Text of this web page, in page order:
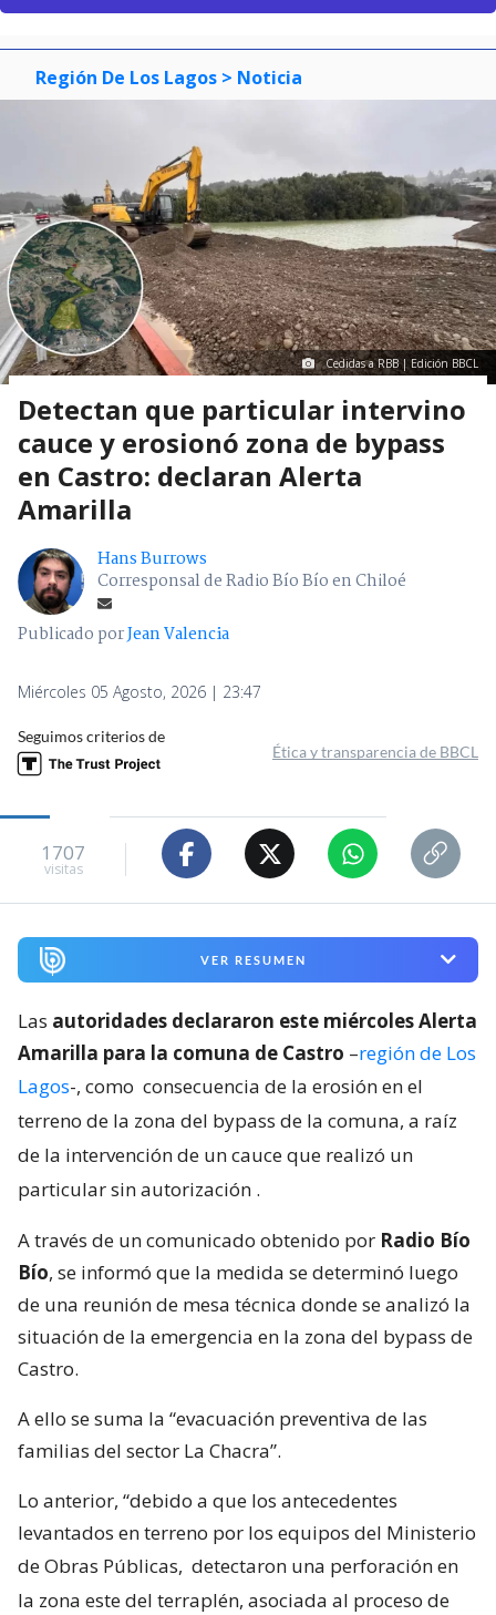
Región De Los Lagos > Noticia
Cedidas a RBB | Edición BBCL
Detectan que particular intervino
cauce y erosionó zona de bypass
en Castro: declaran Alerta
Amarilla
Hans Burrows
Corresponsal de Radio Bío Bío en Chiloé
Publicado porJean Valencia
Miércoles 05 Agosto, 2026 | 23:47
Seguimos criterios de
Ética y transparencia de BBCL
1707
visitas
VER RESUMEN
Las autoridades declararon este miércoles Alerta
Amarilla para la comuna de Castro –región de Los
Lagos-, como consecuencia de la erosión en el
terreno de la zona del bypass de la comuna, a raíz
de la intervención de un cauce que realizó un
particular sin autorización .
A través de un comunicado obtenido por Radio Bío
Bío, se informó que la medida se determinó luego
de una reunión de mesa técnica donde se analizó la
situación de la emergencia en la zona del bypass de
Castro.
A ello se suma la “evacuación preventiva de las
familias del sector La Chacra”.
Lo anterior, “debido a que los antecedentes
levantados en terreno por los equipos del Ministerio
de Obras Públicas, detectaron una perforación en
la zona este del terraplén, asociada al proceso de